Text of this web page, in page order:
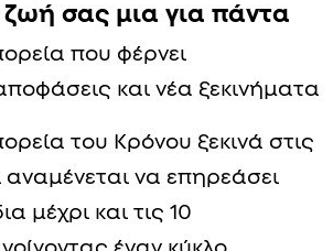
ζωή σας μια για πάντα
που φέρνει
και νέα ξεκινήματα
του Κρόνου ξεκινά στις
αναμένεται να επηρεάσει
μέχρι και τις 10